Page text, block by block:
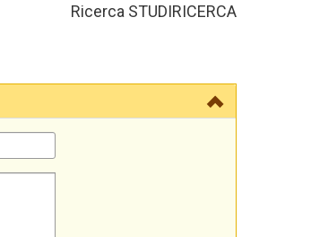
Ricerca STUDIRICERCA